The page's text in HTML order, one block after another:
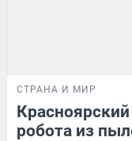
СТРАНА И МИР
робота из